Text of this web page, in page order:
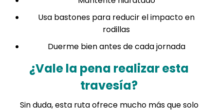
Usa bastones para reducir el impacto en
rodillas
Duerme bien antes de cada jornada
¿Vale la pena realizar esta
travesía?
Sin duda, esta ruta ofrece mucho más que solo